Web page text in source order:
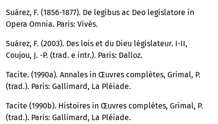
Suárez, F. (1856-1877). De legibus ac Deo legislatore in
Opera Omnia. Paris: Vivès.
Suárez, F. (2003). Des lois et du Dieu législateur. I-II,
Coujou, J. -P. (trad. e intr.). Paris: Dalloz.
Tacite. (1990a). Annales in Œuvres complètes, Grimal, P.
(trad.). Paris: Gallimard, La Pléiade.
Tacite (1990b). Histoires in Œuvres complètes, Grimal, P.
(trad.). Paris: Gallimard, La Pléiade.